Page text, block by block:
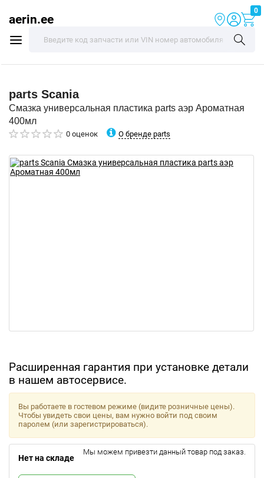
aerin.ee
0
parts Scania
Смазка универсальная пластика parts аэр Ароматная
400мл
0 оценок О бренде parts
Расширенная гарантия при установке детали
в нашем автосервисе.
Вы работаете в гостевом режиме (видите розничные цены).
Чтобы увидеть свои цены, вам нужно войти под своим
паролем (или зарегистрироваться).
Нет на складе
Мы можем привезти данный товар под заказ.